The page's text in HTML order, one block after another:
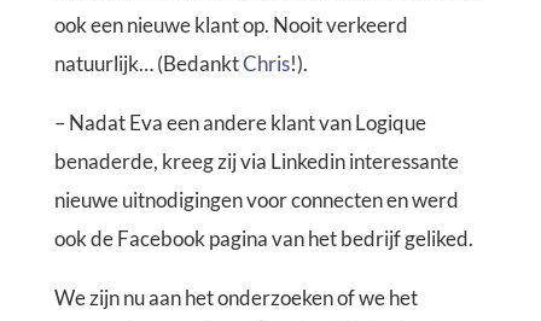
ook een nieuwe klant op. Nooit verkeerd
natuurlijk… (BedanktChris!).
– Nadat Eva een andere klant van Logique
benaderde, kreeg zij via Linkedin interessante
nieuwe uitnodigingen voor connecten en werd
ook de Facebook pagina van het bedrijf geliked.
We zijn nu aan het onderzoeken of we het